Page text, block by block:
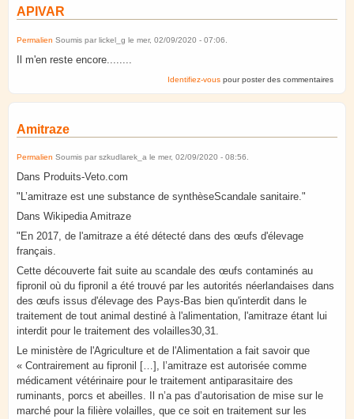
APIVAR
Permalien Soumis par lickel_g le mer, 02/09/2020 - 07:06
Il m'en reste encore........
Identifiez-vous pour poster des commentaires
Amitraze
Permalien Soumis par szkudlarek_a le mer, 02/09/2020 - 08:56.
Dans Produits-Veto.com
"L’amitraze est une substance de synthèseScandale sanitaire."
Dans Wikipedia Amitraze
"En 2017, de l'amitraze a été détecté dans des œufs d'élevage
français.
Cette découverte fait suite au scandale des œufs contaminés au
fipronil où du fipronil a été trouvé par les autorités néerlandaises dans
des œufs issus d'élevage des Pays-Bas bien qu'interdit dans le
traitement de tout animal destiné à l'alimentation, l'amitraze étant lui
interdit pour le traitement des volailles30,31.
Le ministère de l'Agriculture et de l'Alimentation a fait savoir que
« Contrairement au fipronil […], l’amitraze est autorisée comme
médicament vétérinaire pour le traitement antiparasitaire des
ruminants, porcs et abeilles. Il n’a pas d’autorisation de mise sur le
marché pour la filière volailles, que ce soit en traitement sur les